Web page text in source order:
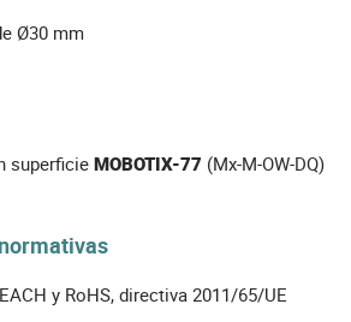
Ø30 mm
superficie MOBOTIX-77 (Mx-M-OW-DQ)
y RoHS, directiva 2011/65/UE